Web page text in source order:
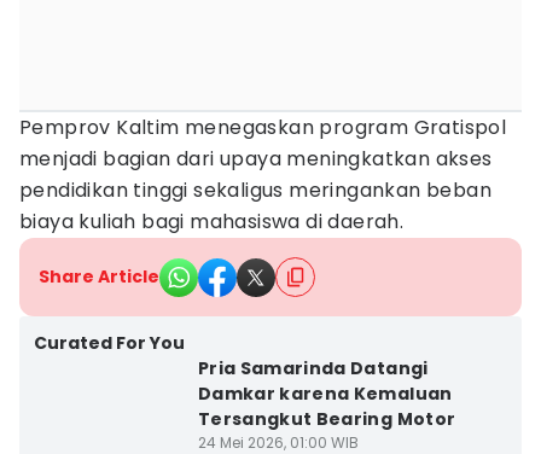
Pemprov Kaltim menegaskan program Gratispol
menjadi bagian dari upaya meningkatkan akses
pendidikan tinggi sekaligus meringankan beban
biaya kuliah bagi mahasiswa di daerah.
Share Article
Curated For You
Pria Samarinda Datangi
Damkar karena Kemaluan
Tersangkut Bearing Motor
24 Mei 2026, 01:00 WIB